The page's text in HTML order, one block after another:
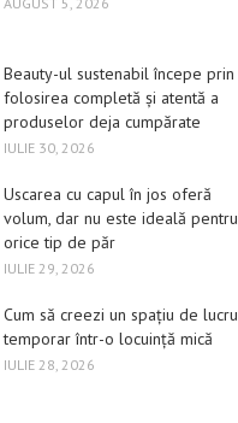
Beauty-ul sustenabil începe prin
folosirea completă și atentă a
produselor deja cumpărate
IULIE 30, 2026
Uscarea cu capul în jos oferă
volum, dar nu este ideală pentru
orice tip de păr
IULIE 29, 2026
Cum să creezi un spațiu de lucru
temporar într-o locuință mică
IULIE 28, 2026